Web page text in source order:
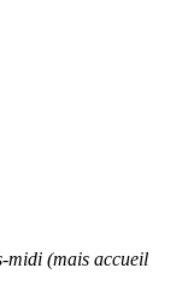
midi (mais accueil